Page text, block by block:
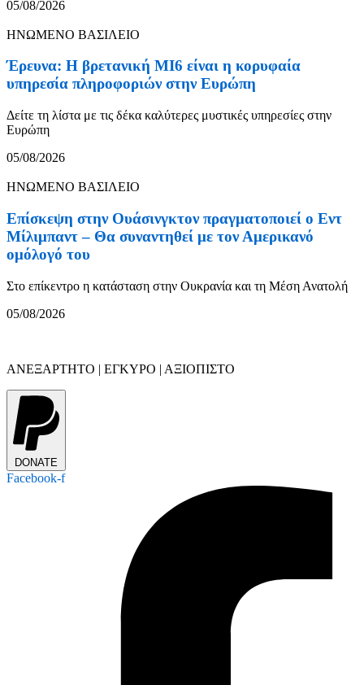
05/08/2026
ΗΝΩΜΕΝΟ ΒΑΣΙΛΕΙΟ
Έρευνα: Η βρετανική MI6 είναι η κορυφαία
υπηρεσία πληροφοριών στην Ευρώπη
Δείτε τη λίστα με τις δέκα καλύτερες μυστικές υπηρεσίες στην
Ευρώπη
05/08/2026
ΗΝΩΜΕΝΟ ΒΑΣΙΛΕΙΟ
Επίσκεψη στην Ουάσινγκτον πραγματοποιεί ο Εντ
Μίλιμπαντ – Θα συναντηθεί με τον Αμερικανό
ομόλογό του
Στο επίκεντρο η κατάσταση στην Ουκρανία και τη Μέση Ανατολή
05/08/2026
ΑΝΕΞΑΡΤΗΤΟ | ΕΓΚΥΡΟ | ΑΞΙΟΠΙΣΤΟ
DONATE
Facebook-f